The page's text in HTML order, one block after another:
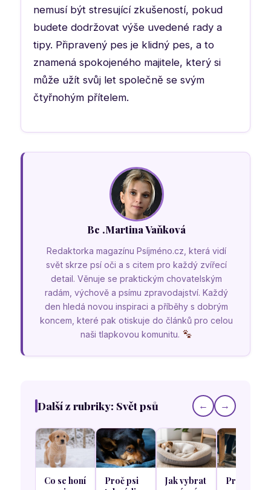
nemusí být stresující zkušeností, pokud
budete dodržovat výše uvedené rady a
tipy. Připravený pes je klidný pes, a to
znamená spokojeného majitele, který si
může užít svůj let společně se svým
čtyřnohým přítelem.
Bc .Martina Vaňková
Redaktorka magazínu Psíjméno.cz, která vidí
svět skrze psí oči a s citem pro každý zvířecí
detail. Věnuje se praktickým chovatelským
radám, výchově a psímu zpravodajství. Každý
den hledá novou inspiraci a příběhy s dobrým
koncem, které pak otiskuje do článků pro celou
naši tlapkovou komunitu.
Další z rubriky: Svět psů ← →
Co se honí
Proč psi
Jak vybrat
Proč se